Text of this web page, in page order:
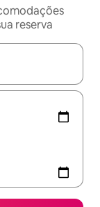
reserva
explore-os